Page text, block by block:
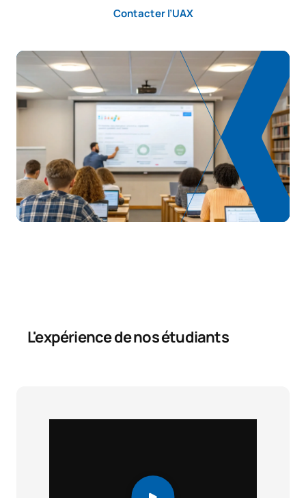
Contacter l’UAX
L'expérience de nos étudiants